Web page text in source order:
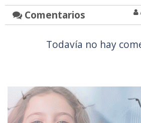
Comentarios
Todavía no hay